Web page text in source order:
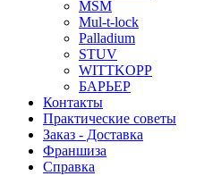
MSM
Mul-t-lock
Palladium
STUV
WITTKOPP
БАРЬЕР
Контакты
Практические советы
Заказ - Доставка
Франшиза
Справка